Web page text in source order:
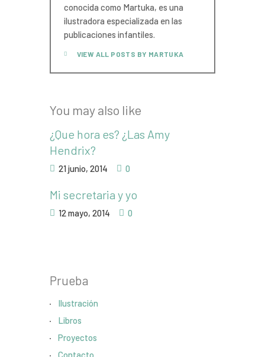
conocida como Martuka, es una
ilustradora especializada en las
publicaciones infantiles.
VIEW ALL POSTS BY MARTUKA
You may also like
¿Que hora es? ¿Las Amy
Hendrix?
21 junio, 2014 0
Mi secretaria y yo
12 mayo, 2014 0
Prueba
Ilustración
Libros
Proyectos
Contacto